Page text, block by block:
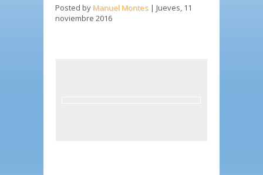
Posted by Manuel Montes | Jueves, 11
noviembre 2016